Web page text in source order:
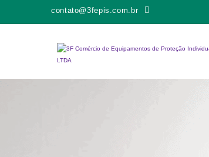
contato@3fepis.com.br